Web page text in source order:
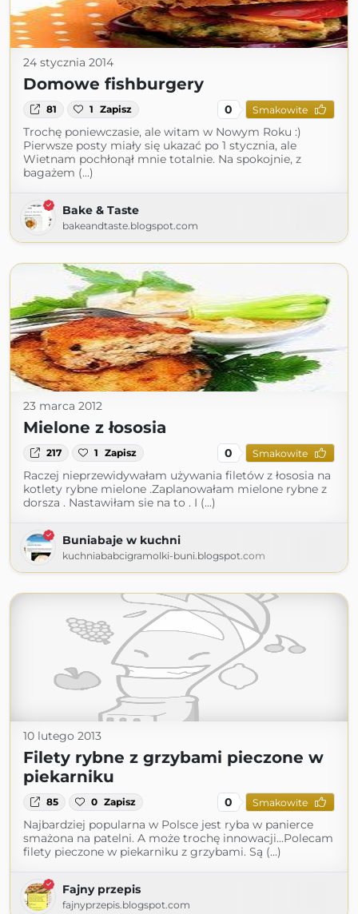
24 stycznia 2014
Domowe fishburgery
81 1 Zapisz 0 Smakowite
Trochę poniewczasie, ale witam w Nowym Roku :)
Pierwsze posty miały się ukazać po 1 stycznia, ale
Wietnam pochłonął mnie totalnie. Na spokojnie, z
bagażem (...)
Bake & Taste
bakeandtaste.blogspot.com
23 marca 2012
Mielone z łososia
217 1 Zapisz 0 Smakowite
Raczej nieprzewidywałam używania filetów z łososia na
kotlety rybne mielone .Zaplanowałam mielone rybne z
dorsza . Nastawiłam sie na to . I (...)
Buniabaje w kuchni
kuchniababcigramolki-buni.blogspot.com
10 lutego 2013
Filety rybne z grzybami pieczone w
piekarniku
85 0 Zapisz 0 Smakowite
Najbardziej popularna w Polsce jest ryba w panierce
smażona na patelni. A może trochę innowacji...Polecam
filety pieczone w piekarniku z grzybami. Są (...)
Fajny przepis
fajnyprzepis.blogspot.com